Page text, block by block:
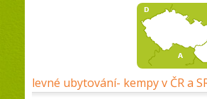
levné ubytování- kempy v ČR a